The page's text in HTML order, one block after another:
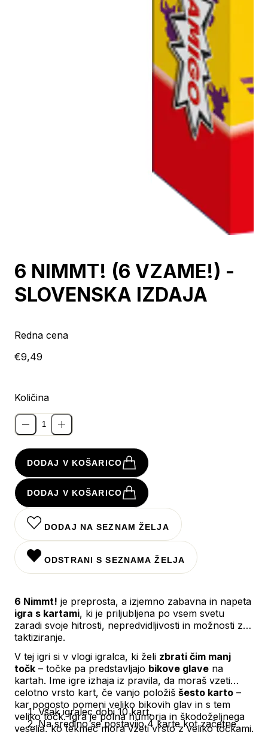
6 NIMMT! (6 VZAME!) -
SLOVENSKA IZDAJA
Redna cena
€9,49
Količina
DODAJ V KOŠARICO
DODAJ V KOŠARICO
DODAJ NA SEZNAM ŽELJA
ODSTRANI S SEZNAMA ŽELJA
6 Nimmt! je preprosta, a izjemno zabavna in napeta
igra s kartami, ki je priljubljena po vsem svetu
zaradi svoje hitrosti, nepredvidljivosti in možnosti za
taktiziranje.
V tej igri si v vlogi igralca, ki želi zbrati čim manj
točk – točke pa predstavljajo bikove glave na
kartah. Ime igre izhaja iz pravila, da moraš vzeti
celotno vrsto kart, če vanjo položiš šesto karto –
kar pogosto pomeni veliko bikovih glav in s tem
veliko točk. Igra je polna humorja in škodoželjnega
veselja, ko tekmec mora vzeti vrsto z veliko točkami.
Vsak igralec dobi 10 kart.
Na sredino se postavijo 4 karte kot začetne